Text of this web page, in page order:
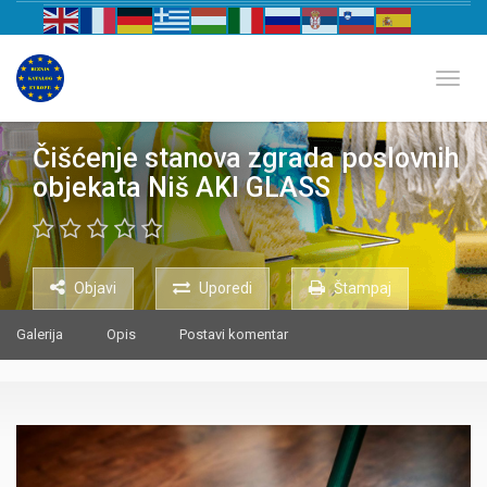
Čišćenje stanova zgrada poslovnih
objekata Niš AKI GLASS
Objavi Uporedi Štampaj
Galerija Opis Postavi komentar